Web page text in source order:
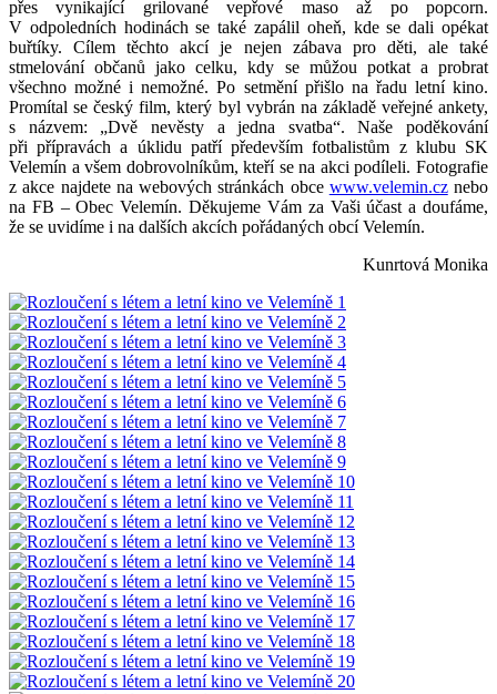
přes vynikající grilované vepřové maso až po popcorn.
V odpoledních hodinách se také zapálil oheň, kde se dali opékat
buřtíky. Cílem těchto akcí je nejen zábava pro děti, ale také
stmelování občanů jako celku, kdy se můžou potkat a probrat
všechno možné i nemožné. Po setmění přišlo na řadu letní kino.
Promítal se český film, který byl vybrán na základě veřejné ankety,
s názvem: „Dvě nevěsty a jedna svatba“. Naše poděkování
při přípravách a úklidu patří především fotbalistům z klubu SK
Velemín a všem dobrovolníkům, kteří se na akci podíleli. Fotografie
z akce najdete na webových stránkách obce www.velemin.cznebo
na FB – Obec Velemín. Děkujeme Vám za Vaši účast a doufáme,
že se uvidíme i na dalších akcích pořádaných obcí Velemín.
Kunrtová Monika